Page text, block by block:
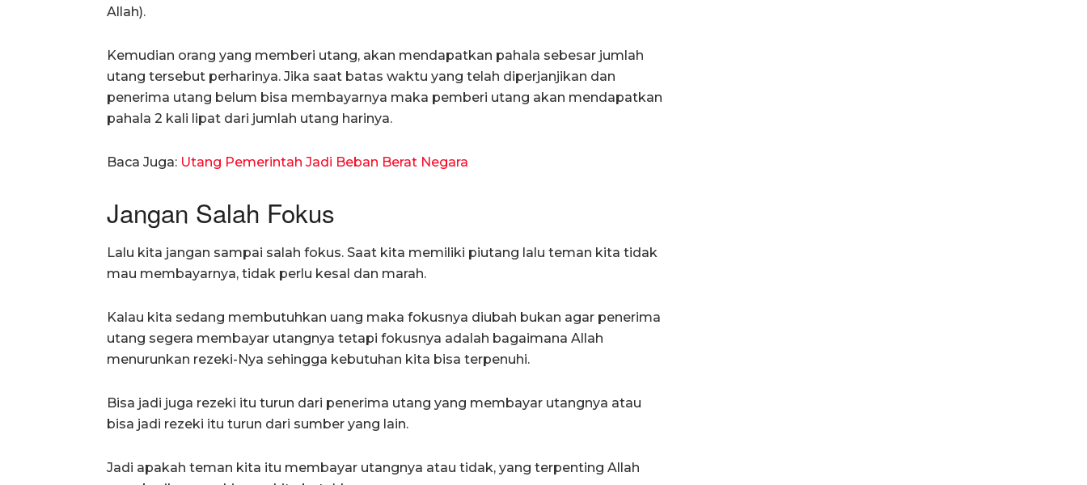
Allah).
Kemudian orang yang memberi utang, akan mendapatkan pahala sebesar jumlah
utang tersebut perharinya. Jika saat batas waktu yang telah diperjanjikan dan
penerima utang belum bisa membayarnya maka pemberi utang akan mendapatkan
pahala 2 kali lipat dari jumlah utang harinya.
Baca Juga: Utang Pemerintah Jadi Beban Berat Negara
Jangan Salah Fokus
Lalu kita jangan sampai salah fokus. Saat kita memiliki piutang lalu teman kita tidak
mau membayarnya, tidak perlu kesal dan marah.
Kalau kita sedang membutuhkan uang maka fokusnya diubah bukan agar penerima
utang segera membayar utangnya tetapi fokusnya adalah bagaimana Allah
menurunkan rezeki-Nya sehingga kebutuhan kita bisa terpenuhi.
Bisa jadi juga rezeki itu turun dari penerima utang yang membayar utangnya atau
bisa jadi rezeki itu turun dari sumber yang lain.
Jadi apakah teman kita itu membayar utangnya atau tidak, yang terpenting Allah